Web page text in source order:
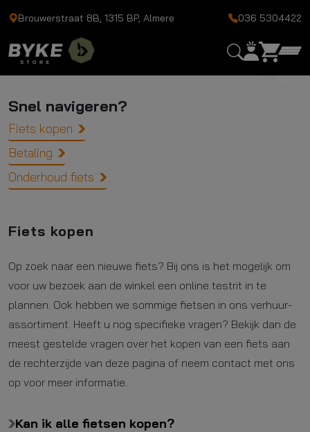
Brouwerstraat 8B, 1315 BP, Almere 036 5304422
Veelgestelde vragen
Snel navigeren?
Fiets kopen
Betaling
Onderhoud fiets
Fiets kopen
Op zoek naar een nieuwe fiets? Bij ons is het mogelijk om
voor uw bezoek aan de winkel een online testrit in te
plannen. Ook hebben we sommige fietsen in ons verhuur-
assortiment. Heeft u nog specifieke vragen? Bekijk dan de
meest gestelde vragen over het kopen van een fiets aan
de rechterzijde van deze pagina of neem contact met ons
op voor meer informatie.
Kan ik alle fietsen kopen?